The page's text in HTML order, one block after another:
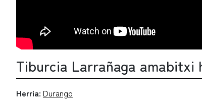
Tiburcia Larrañaga amabitxi
Herria: Durango